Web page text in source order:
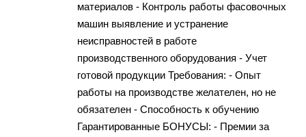
материалов - Контроль работы фасовочных
машин выявление и устранение
неисправностей в работе
производственного оборудования - Учет
готовой продукции Требования: - Опыт
работы на производстве желателен, но не
обязателен - Способность к обучению
Гарантированные БОНУСЫ: - Премии за